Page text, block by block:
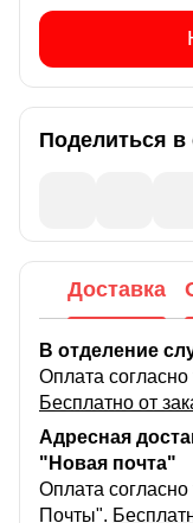
Поделиться в
Доставка
В отделение
Оплата
Бесплатно от
Адресная
"Новая почта"
Оплата
Почты".